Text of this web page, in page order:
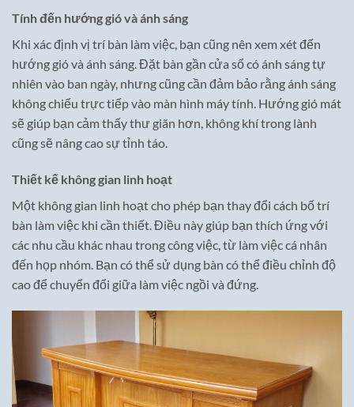
Tính đến hướng gió và ánh sáng
Khi xác định vị trí bàn làm việc, bạn cũng nên xem xét đến
hướng gió và ánh sáng. Đặt bàn gần cửa sổ có ánh sáng tự
nhiên vào ban ngày, nhưng cũng cần đảm bảo rằng ánh sáng
không chiếu trực tiếp vào màn hình máy tính. Hướng gió mát
sẽ giúp bạn cảm thấy thư giãn hơn, không khí trong lành
cũng sẽ nâng cao sự tỉnh táo.
Thiết kế không gian linh hoạt
Một không gian linh hoạt cho phép bạn thay đổi cách bố trí
bàn làm việc khi cần thiết. Điều này giúp bạn thích ứng với
các nhu cầu khác nhau trong công việc, từ làm việc cá nhân
đến họp nhóm. Bạn có thể sử dụng bàn có thể điều chỉnh độ
cao để chuyển đổi giữa làm việc ngồi và đứng.